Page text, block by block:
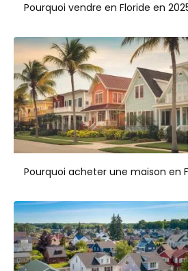
Pourquoi vendre en Floride en
Pourquoi acheter une maison en